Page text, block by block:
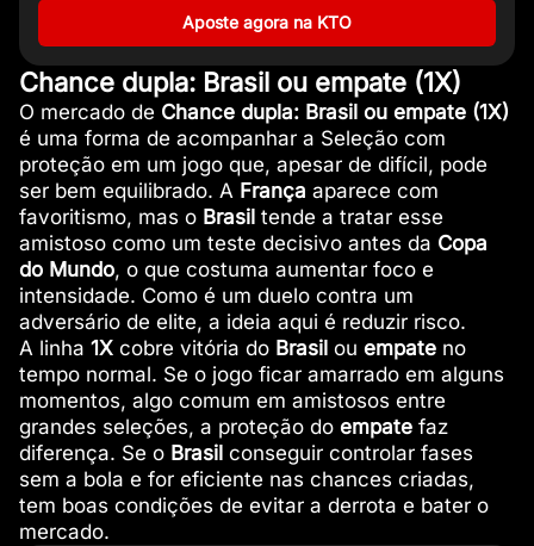
Aposte agora na KTO
Chance dupla: Brasil ou empate (1X)
O mercado de Chance dupla: Brasil ou empate (1X)
é uma forma de acompanhar a Seleção com
proteção em um jogo que, apesar de difícil, pode
ser bem equilibrado. A França aparece com
favoritismo, mas o Brasil tende a tratar esse
amistoso como um teste decisivo antes da Copa
do Mundo, o que costuma aumentar foco e
intensidade. Como é um duelo contra um
adversário de elite, a ideia aqui é reduzir risco.
A linha 1Xcobre vitória do Brasil ou empateno
tempo normal. Se o jogo ficar amarrado em alguns
momentos, algo comum em amistosos entre
grandes seleções, a proteção do empatefaz
diferença. Se o Brasil conseguir controlar fases
sem a bola e for eficiente nas chances criadas,
tem boas condições de evitar a derrota e bater o
mercado.